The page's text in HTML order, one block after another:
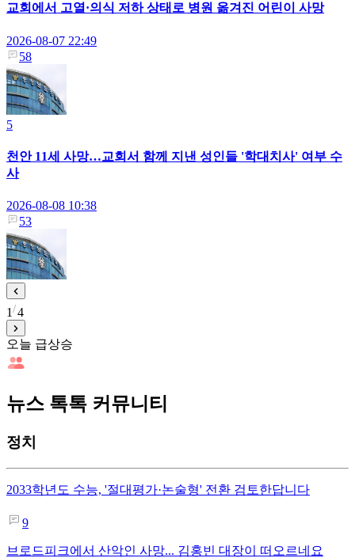
교회에서 고열·의식 저하 상태로 병원 옮겨진 어린이 사망
2026-08-07 22:49
58
5
천안 11세 사망…교회서 함께 지낸 성인들 '학대치사' 여부 수
사
2026-08-08 10:38
53
1 4
오늘 급상승
뉴스 톡톡 커뮤니티
정치
2033학년도 수능, '절대평가·논술형' 전환 검토한답니다
9
브로드피크에서 산악인 사망... 김홍빈 대장이 떠오르네요